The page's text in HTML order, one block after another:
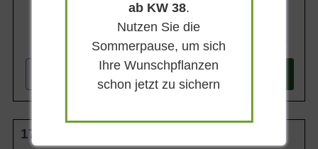
+ In den
175-200 cm C10
ab KW 38.
Nutzen Sie die
Sommerpause, um sich
Ihre Wunschpflanzen
schon jetzt zu sichern